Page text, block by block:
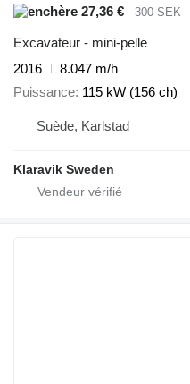
27,36 €
300 SEK
Excavateur - mini-pelle
2016
8.047 m/h
Puissance 115 kW (156 ch)
Suède, Karlstad
Klaravik Sweden